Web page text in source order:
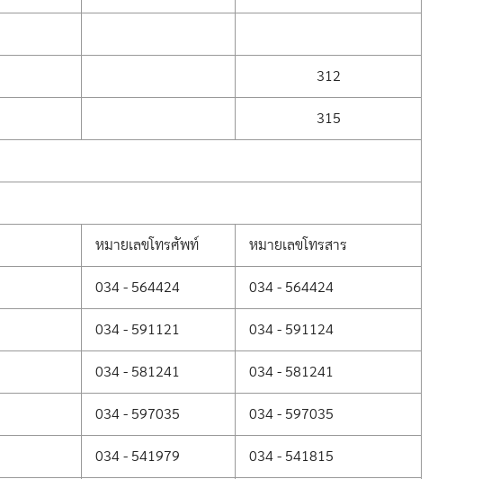
312
315
หมายเลขโทรศัพท์ หมายเลขโทรสาร
034 - 564424 034 - 564424
034 - 591121 034 - 591124
034 - 581241 034 - 581241
034 - 597035 034 - 597035
034 - 541979 034 - 541815